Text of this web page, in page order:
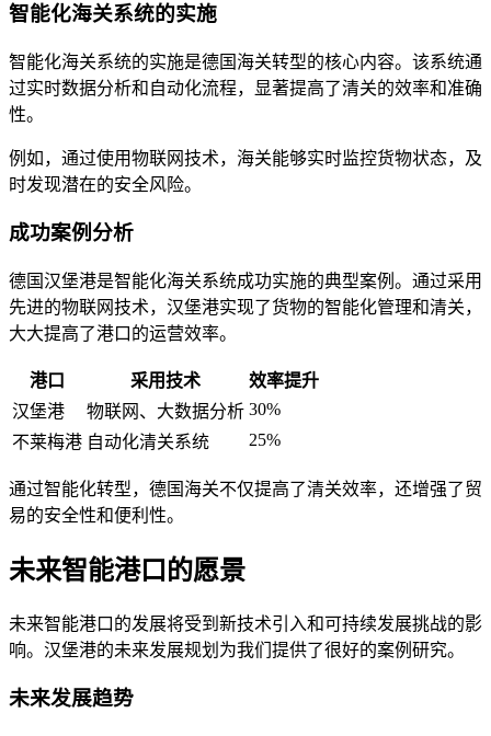
智能化海关系统的实施
智能化海关系统的实施是德国海关转型的核心内容。该系统通
过实时数据分析和自动化流程，显著提高了清关的效率和准确
性。
例如，通过使用物联网技术，海关能够实时监控货物状态，及
时发现潜在的安全风险。
成功案例分析
德国汉堡港是智能化海关系统成功实施的典型案例。通过采用
先进的物联网技术，汉堡港实现了货物的智能化管理和清关，
大大提高了港口的运营效率。
港口 采用技术
效率提升
汉堡港
物联网、大数据分析 30%
不莱梅港 自动化清关系统 25%
通过智能化转型，德国海关不仅提高了清关效率，还增强了贸
易的安全性和便利性。
未来智能港口的愿景
未来智能港口的发展将受到新技术引入和可持续发展挑战的影
响。汉堡港的未来发展规划为我们提供了很好的案例研究。
未来发展趋势